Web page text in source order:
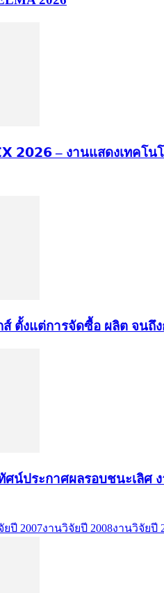
– งานแสดงเทคโนโ
ตั้งแต่การจัดซื้อ ผลิต จนถึง
น์ประกาศผลรอบชนะเลิศ
ยปี 2007งานวิจัยปี 2008งานวิจัยปี